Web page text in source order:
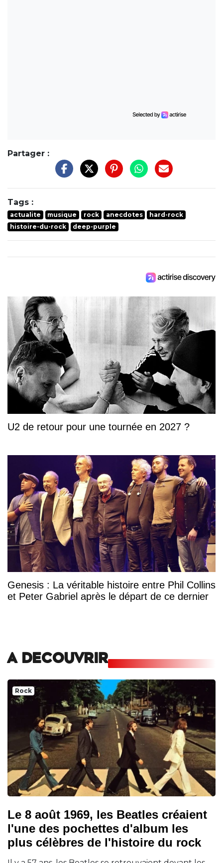
Partager :
Tags :
actualite musique rock anecdotes
hard-rock
histoire-du-rock
deep-purple
U2 de retour pour une tournée en 2027 ?
Genesis : La véritable histoire entre Phil Collins
et Peter Gabriel après le départ de ce dernier
A DECOUVRIR
Rock
Le 8 août 1969, les Beatles créaient
l'une des pochettes d'album les
plus célèbres de l'histoire du rock